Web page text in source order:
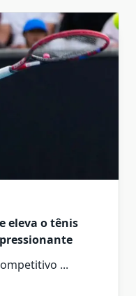
eleva o tênis
...